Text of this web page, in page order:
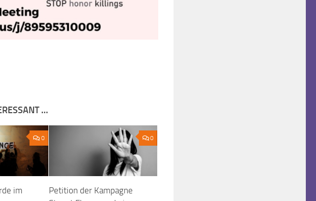
…
0
im
0
Petition der Kampagne